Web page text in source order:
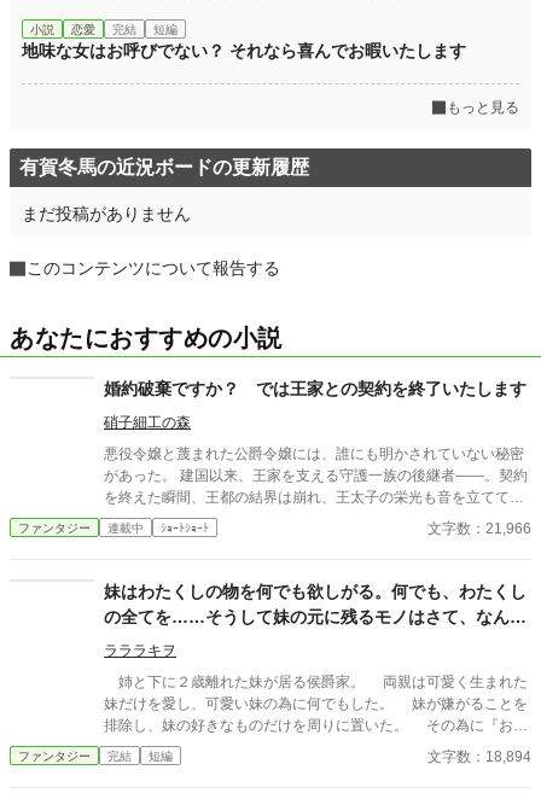
小説 恋愛 完結 短編
地味な女はお呼びでない？ それなら喜んでお暇いたします
もっと見る
有賀冬馬の近況ボードの更新履歴
まだ投稿がありません
このコンテンツについて報告する
あなたにおすすめの小説
婚約破棄ですか？ では王家との契約を終了いたします
硝子細工の森
悪役令嬢と蔑まれた公爵令嬢には、誰にも明かされていない秘密
があった。 建国以来、王家を支える守護一族の後継者――。契約
を終えた瞬間、王都の結界は崩れ、王太子の栄光も音を立てて崩
壊する こちらは一挙掲載で一話ですが長目です
ファンタジー 連載中 ｼｮｰﾄｼｮｰﾄ 文字数：21,966
妹はわたくしの物を何でも欲しがる。何でも、わたくし
の全てを……そうして妹の元に残るモノはさて、なんで
しょう？
ラララキヲ
姉と下に２歳離れた妹が居る侯爵家。 両親は可愛く生まれた
妹だけを愛し、可愛い妹の為に何でもした。 妹が嫌がることを
排除し、妹の好きなものだけを周りに置いた。 その為に『お城
のような別邸』を作り、妹はその中でお姫様となった。 姉はそ
のお城には入れない。 本邸で使用人たちに育てられた姉は『次
ファンタジー 完結 短編 文字数：18,894